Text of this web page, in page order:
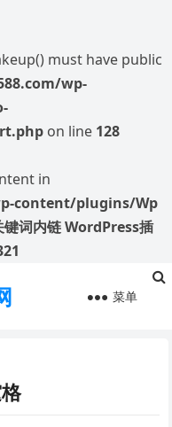
must have public
wp-
on line 128
in
content/plugins/Wp
词内链 WordPress插
菜单